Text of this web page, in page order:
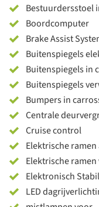
Bestuurdersstoel
Boordcomputer
Brake Assist
Buitenspiegels
Buitenspiegels in
Buitenspiegels
Bumpers in
Centrale
Cruise control
Elektrische
Elektrische
Elektronisch
LED